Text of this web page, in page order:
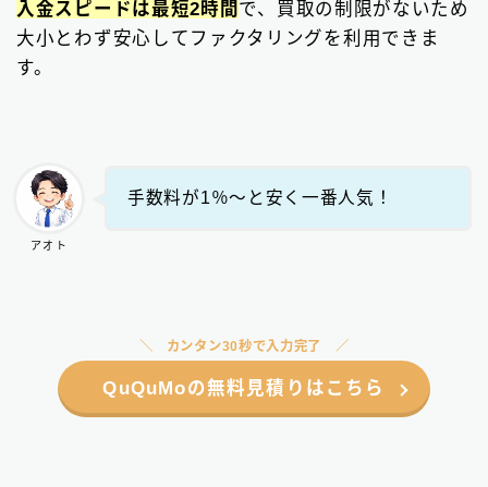
入金スピードは最短2時間 で、買取の制限がないため
大小とわず安心してファクタリングを利用できま
す。
アオト
手数料が1％〜と安く一番人気！
カンタン30秒で入力完了
QuQuMoの無料見積りはこちら